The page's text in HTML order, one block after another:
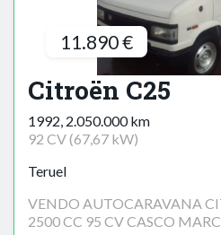
11.890 €
Citroën C25
1992, 2.050.000 km
92 CV (67,67 kW)
Teruel
VENDO AUTOCARAVANA
2500 CC 95 CV CASCO